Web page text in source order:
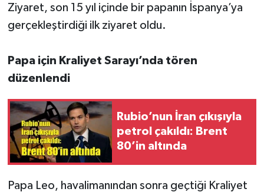
Ziyaret, son 15 yıl içinde bir papanın İspanya’ya
gerçekleştirdiği ilk ziyaret oldu.
Papa için Kraliyet Sarayı’nda tören
düzenlendi
Rubio’nun İran çıkışıyla
petrol çakıldı: Brent
80’in altında
Papa Leo, havalimanından sonra geçtiği Kraliyet